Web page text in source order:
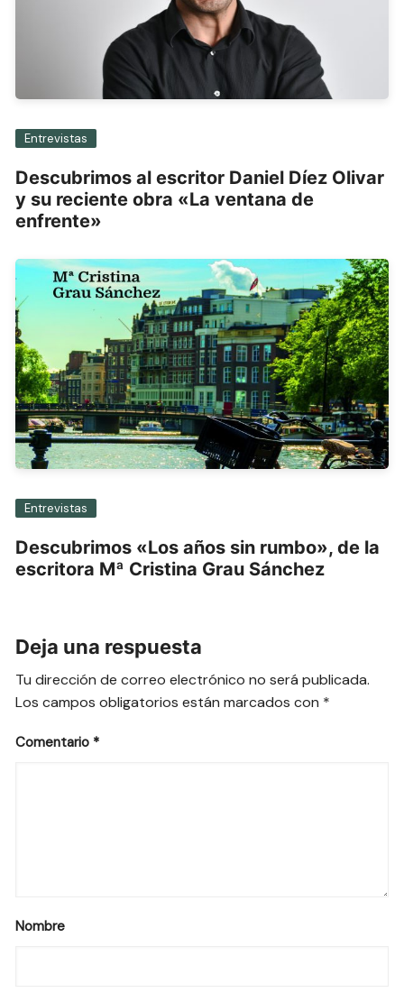
Entrevistas
Descubrimos al escritor Daniel Díez Olivar
y su reciente obra «La ventana de
enfrente»
Entrevistas
Descubrimos «Los años sin rumbo», de la
escritora Mª Cristina Grau Sánchez
Deja una respuesta
Tu dirección de correo electrónico no será publicada.
Los campos obligatorios están marcados con *
Comentario *
Nombre